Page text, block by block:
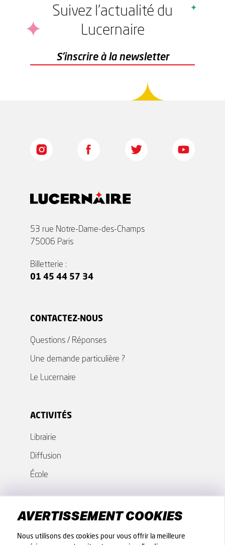
Suivez l'actualité du
Lucernaire
S'inscrire à la newsletter
53 rue Notre-Dame-des-Champs
75006 Paris
Billetterie :
01 45 44 57 34
CONTACTEZ-NOUS
Questions / Réponses
Une demande particulière ?
Le Lucernaire
ACTIVITÉS
Librairie
Diffusion
École
GROUPES - COLLECTIVITÉS
Nos offres
AVERTISSEMENT COOKIES
Nous utilisons des cookies pour vous offrir la meilleure